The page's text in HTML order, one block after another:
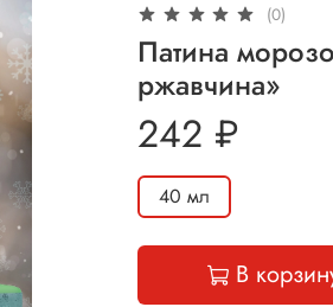
(0)
Патина
ржавчина»
242 ₽
40 мл
В